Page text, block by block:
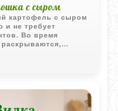
с сыром
картофель с сыром
и не требует
Во время
раскрываются,
маслом и
сырной